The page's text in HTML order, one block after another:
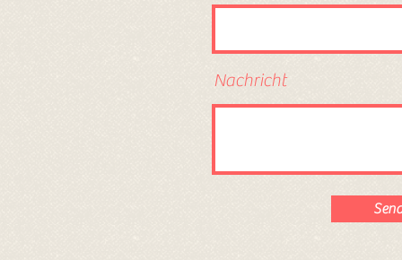
Nachricht